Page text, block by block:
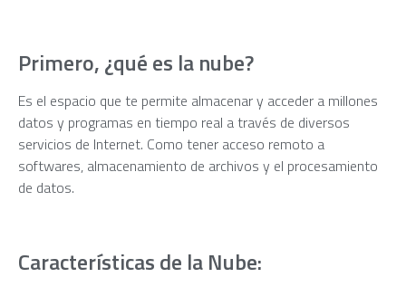
Primero, ¿qué es la nube?
Es el espacio que te permite almacenar y acceder a millones
datos y programas en tiempo real a través de diversos
servicios de Internet. Como tener acceso remoto a
softwares, almacenamiento de archivos y el procesamiento
de datos.
Características de la Nube: